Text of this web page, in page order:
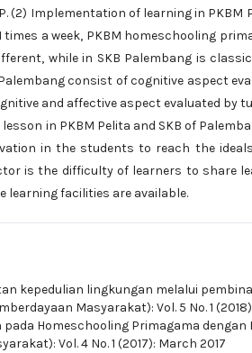
(2) Implementation of learning in PKBM
a week, PKBM homeschooling
while in SKB Palembang is
consist of cognitive aspect
and affective aspect evaluated by
in PKBM Pelita and SKB of
in the students to reach the
is the difficulty of learners to share
learning facilities are available.
kepedulian lingkungan melalui
Masyarakat): Vol. 5 No. 1
Homeschooling Primagama dengan
Vol. 4 No. 1 (2017): March 2017